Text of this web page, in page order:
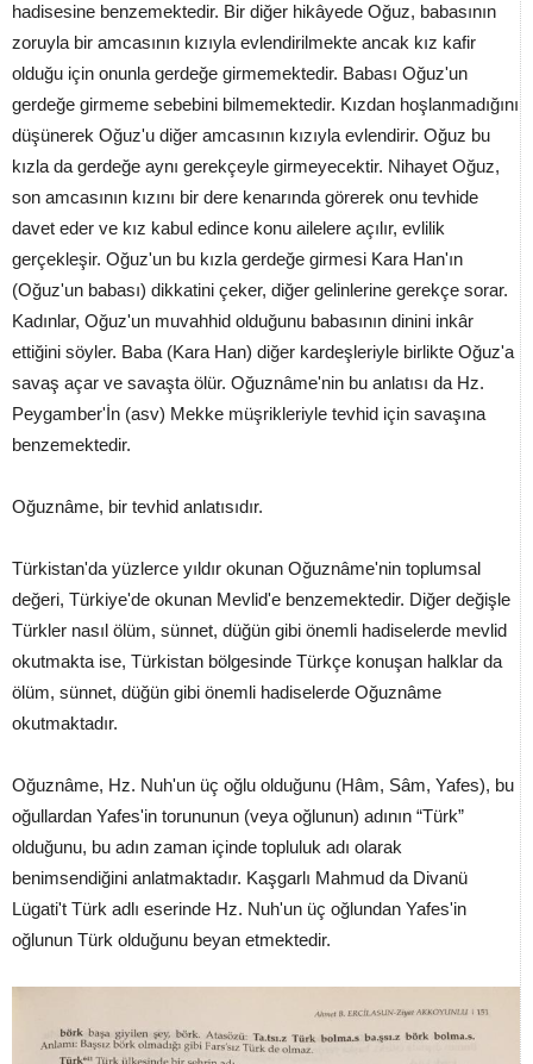
hadisesine benzemektedir. Bir diğer hikâyede Oğuz, babasının
zoruyla bir amcasının kızıyla evlendirilmekte ancak kız kafir
olduğu için onunla gerdeğe girmemektedir. Babası Oğuz'un
gerdeğe girmeme sebebini bilmemektedir. Kızdan hoşlanmadığını
düşünerek Oğuz'u diğer amcasının kızıyla evlendirir. Oğuz bu
kızla da gerdeğe aynı gerekçeyle girmeyecektir. Nihayet Oğuz,
son amcasının kızını bir dere kenarında görerek onu tevhide
davet eder ve kız kabul edince konu ailelere açılır, evlilik
gerçekleşir. Oğuz'un bu kızla gerdeğe girmesi Kara Han'ın
(Oğuz'un babası) dikkatini çeker, diğer gelinlerine gerekçe sorar.
Kadınlar, Oğuz'un muvahhid olduğunu babasının dinini inkâr
ettiğini söyler. Baba (Kara Han) diğer kardeşleriyle birlikte Oğuz'a
savaş açar ve savaşta ölür. Oğuznâme'nin bu anlatısı da Hz.
Peygamber'İn (asv) Mekke müşrikleriyle tevhid için savaşına
benzemektedir.
Oğuznâme, bir tevhid anlatısıdır.
Türkistan'da yüzlerce yıldır okunan Oğuznâme'nin toplumsal
değeri, Türkiye'de okunan Mevlid'e benzemektedir. Diğer değişle
Türkler nasıl ölüm, sünnet, düğün gibi önemli hadiselerde mevlid
okutmakta ise, Türkistan bölgesinde Türkçe konuşan halklar da
ölüm, sünnet, düğün gibi önemli hadiselerde Oğuznâme
okutmaktadır.
Oğuznâme, Hz. Nuh'un üç oğlu olduğunu (Hâm, Sâm, Yafes), bu
oğullardan Yafes'in torununun (veya oğlunun) adının “Türk”
olduğunu, bu adın zaman içinde topluluk adı olarak
benimsendiğini anlatmaktadır. Kaşgarlı Mahmud da Divanü
Lügati't Türk adlı eserinde Hz. Nuh'un üç oğlundan Yafes'in
oğlunun Türk olduğunu beyan etmektedir.